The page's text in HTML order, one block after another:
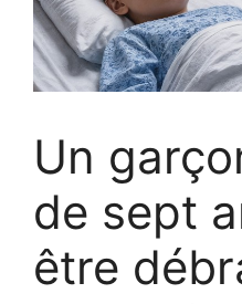
Un
de sept
être